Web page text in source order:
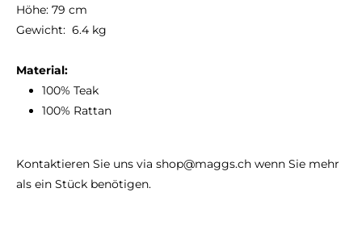
Höhe: 79 cm
Gewicht: 6.4 kg
Material:
100% Teak
100% Rattan
Kontaktieren Sie uns via shop@maggs.ch wenn Sie mehr
als ein Stück benötigen.